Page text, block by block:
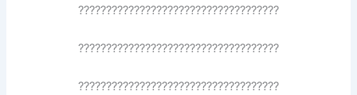
????????????????????????????????????
????????????????????????????????????
????????????????????????????????????